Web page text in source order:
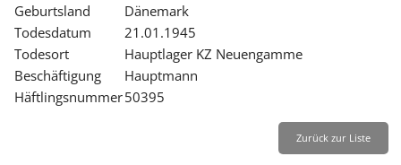
BILDUNG
FORSCHUNG
SERVICE
Leichte Sprache
Geburtsland
Dänemark
Todesdatum
21.01.1945
Todesort
Hauptlager KZ Neuengamme
Beschäftigung
Hauptmann
Häftlingsnummer50395
Zurück zur Liste